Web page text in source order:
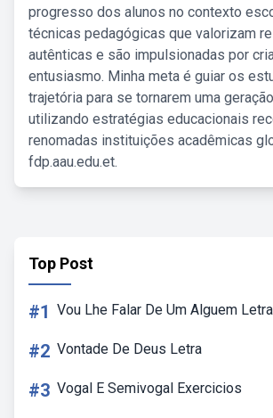
progresso dos alunos no contexto
técnicas pedagógicas que valorizam
autênticas e são impulsionadas por
entusiasmo. Minha meta é guiar os
trajetória para se tornarem uma
utilizando estratégias educacionais
renomadas instituições acadêmicas
fdp.aau.edu.et.
Top Post
#1 Vou Lhe Falar De Um Alguem Letra
#2 Vontade De Deus Letra
#3 Vogal E Semivogal Exercicios